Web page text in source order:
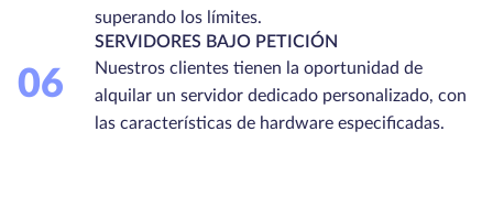
superando los límites.
06
SERVIDORES BAJO PETICIÓN
Nuestros clientes tienen la oportunidad de
alquilar un servidor dedicado personalizado, con
las características de hardware especificadas.